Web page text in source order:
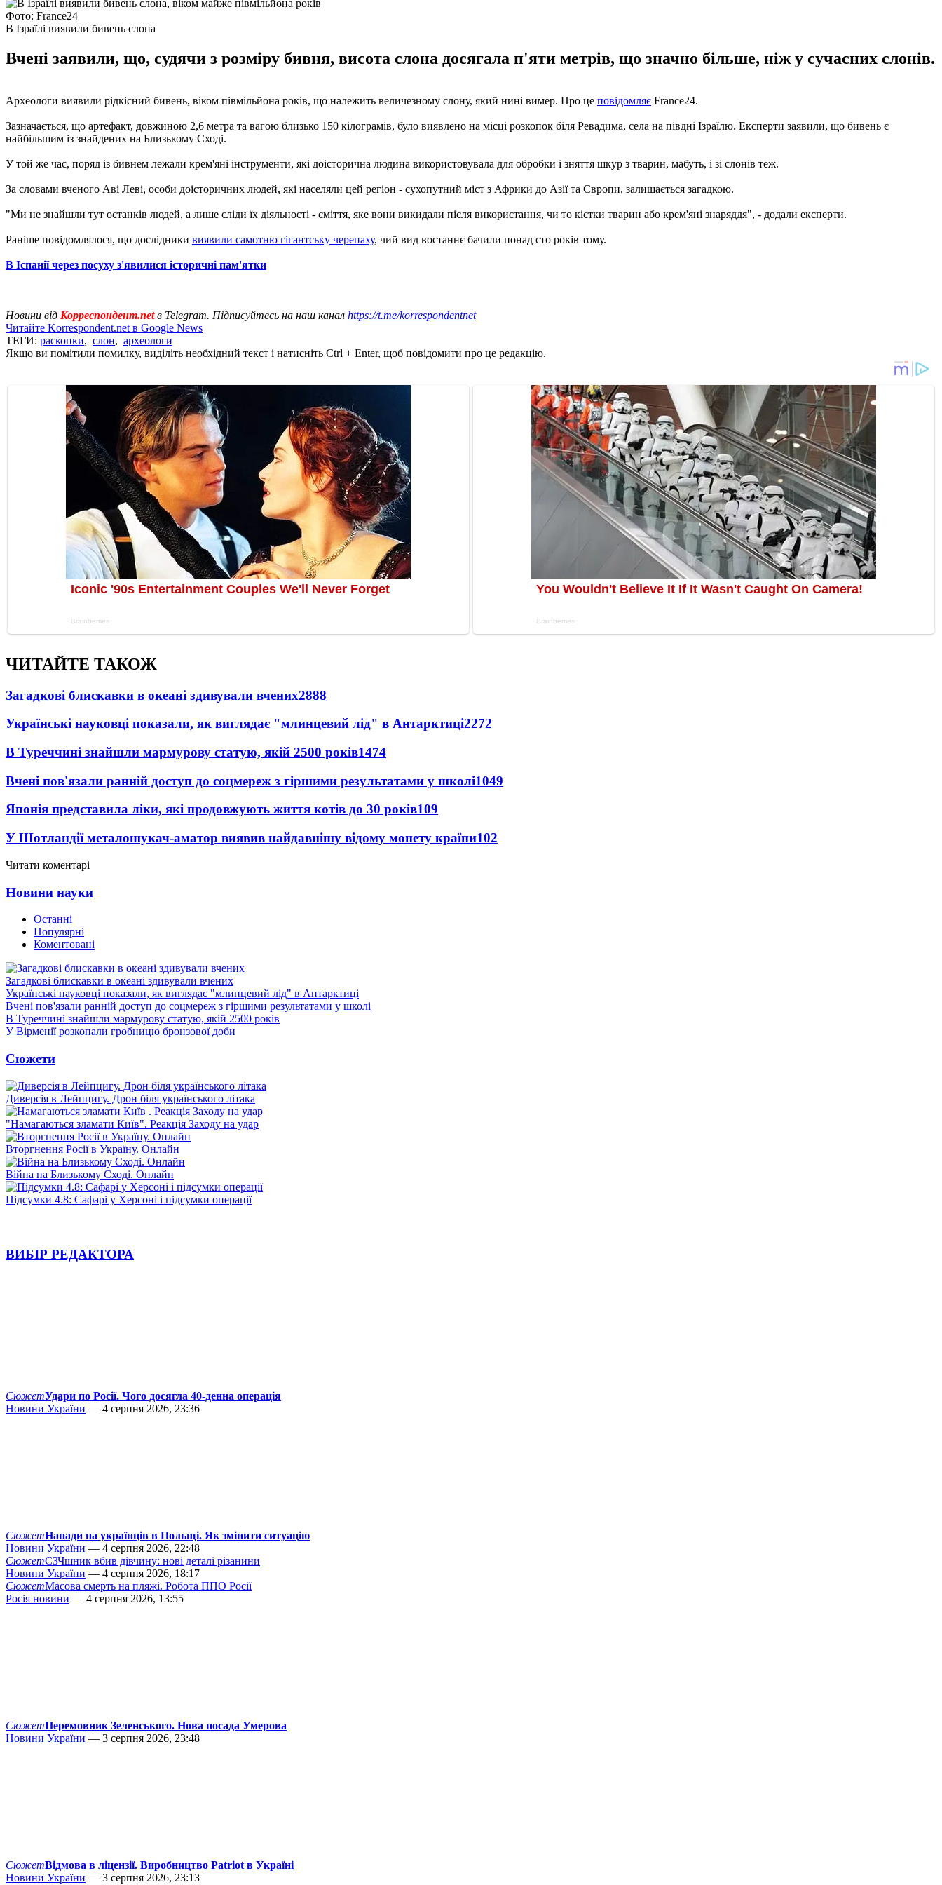
Фото: France24
В Ізраїлі виявили бивень слона
Вчені заявили, що, судячи з розміру бивня, висота слона досягала п'яти метрів, що значно більше, ніж у сучасних слонів.
Археологи виявили рідкісний бивень, віком півмільйона років, що належить величезному слону, який нині вимер. Про це повідомляє France24.
Зазначається, що артефакт, довжиною 2,6 метра та вагою близько 150 кілограмів, було виявлено на місці розкопок біля Ревадима, села на півдні Ізраїлю. Експерти заявили, що бивень є
найбільшим із знайдених на Близькому Сході.
У той же час, поряд із бивнем лежали крем'яні інструменти, які доісторична людина використовувала для обробки і зняття шкур з тварин, мабуть, і зі слонів теж.
За словами вченого Аві Леві, особи доісторичних людей, які населяли цей регіон - сухопутний міст з Африки до Азії та Європи, залишається загадкою.
"Ми не знайшли тут останків людей, а лише сліди їх діяльності - сміття, яке вони викидали після використання, чи то кістки тварин або крем'яні знаряддя", - додали експерти.
Раніше повідомлялося, що дослідники виявили самотню гігантську черепаху, чий вид востаннє бачили понад сто років тому.
В Іспанії через посуху з'явилися історичні пам'ятки
Новини від Корреспондент.netв Telegram. Підписуйтесь на наш канал https://t.me/korrespondentnet
Читайте Korrespondent.net в Google News
ТЕГИ: раскопки, слон, археологи
Якщо ви помітили помилку, виділіть необхідний текст і натисніть Ctrl + Enter, щоб повідомити про це редакцію.
ЧИТАЙТЕ ТАКОЖ
Загадкові блискавки в океані здивували вчених2888
Українські науковці показали, як виглядає "млинцевий лід" в Антарктиці2272
В Туреччині знайшли мармурову статую, якій 2500 років1474
Вчені пов'язали ранній доступ до соцмереж з гіршими результатами у школі1049
Японія представила ліки, які продовжують життя котів до 30 років109
У Шотландії металошукач-аматор виявив найдавнішу відому монету країни102
Читати коментарі
Новини науки
Останні
Популярні
Коментовані
Загадкові блискавки в океані здивували вчених
Українські науковці показали, як виглядає "млинцевий лід" в Антарктиці
Вчені пов'язали ранній доступ до соцмереж з гіршими результатами у школі
В Туреччині знайшли мармурову статую, якій 2500 років
У Вірменії розкопали гробницю бронзової доби
Сюжети
Диверсія в Лейпцигу. Дрон біля українського літака
"Намагаються зламати Київ". Реакція Заходу на удар
Вторгнення Росії в Україну. Онлайн
Війна на Близькому Сході. Онлайн
Підсумки 4.8: Сафарі у Херсоні і підсумки операції
ВИБІР РЕДАКТОРА
СюжетУдари по Росії. Чого досягла 40-денна операція
Новини України — 4 серпня 2026, 23:36
СюжетНапади на українців в Польщі. Як змінити ситуацію
Новини України — 4 серпня 2026, 22:48
СюжетСЗЧшник вбив дівчину: нові деталі різанини
Новини України — 4 серпня 2026, 18:17
СюжетМасова смерть на пляжі. Робота ППО Росії
Росія новини — 4 серпня 2026, 13:55
СюжетПеремовник Зеленського. Нова посада Умерова
Новини України — 3 серпня 2026, 23:48
СюжетВідмова в ліцензії. Виробництво Patriot в Україні
Новини України — 3 серпня 2026, 23:13